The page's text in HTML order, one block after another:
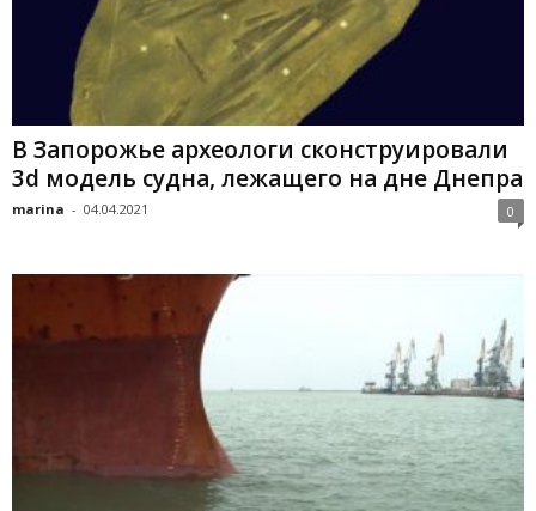
В Запорожье археологи сконструировали
3d модель судна, лежащего на дне Днепра
marina - 04.04.2021 0